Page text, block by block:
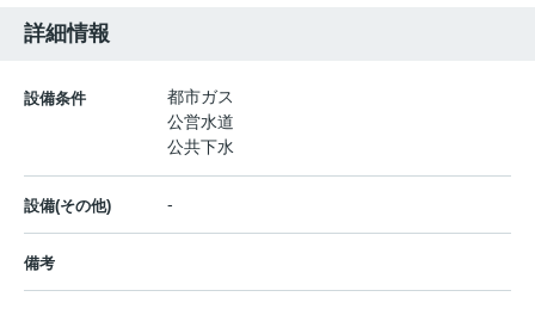
詳細情報
設備条件
都市ガス
公営水道
公共下水
設備(その他) -
備考